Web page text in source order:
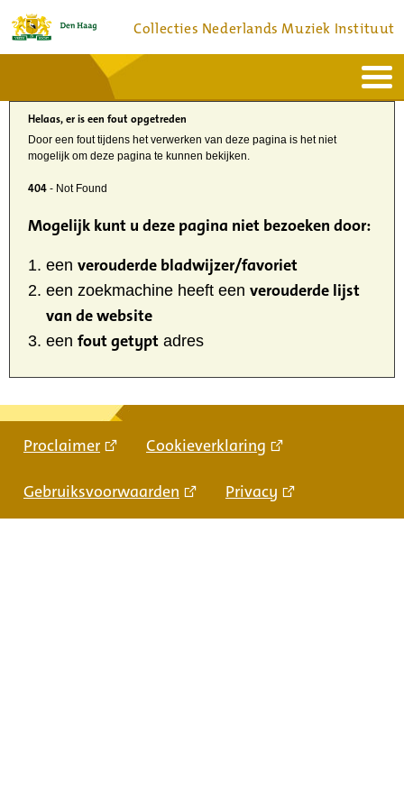
Collecties Nederlands Muziek Instituut
Home
Actueel
Bronnen en collecties
Dienstverlening
Bezoek
Over
Helaas, er is een fout opgetreden
Door een fout tijdens het verwerken van deze pagina is het niet
mogelijk om deze pagina te kunnen bekijken.
404 - Not Found
Mogelijk kunt u deze pagina niet bezoeken door:
een verouderde bladwijzer/favoriet
een zoekmachine heeft een verouderde lijst
van de website
een fout getypt adres
Proclaimer Cookieverklaring
Gebruiksvoorwaarden Privacy